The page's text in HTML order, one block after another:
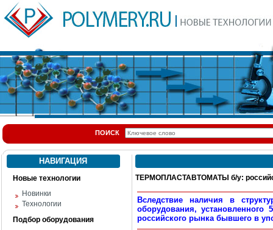
ПОИСК
НАВИГАЦИЯ
Новые технологии
Новинки
Технологии
Подбор оборудования
ТЕРМОПЛАСТАВТОМАТЫ б/у:
Вследствие наличия в
оборудования,
российского рынка бывшего в